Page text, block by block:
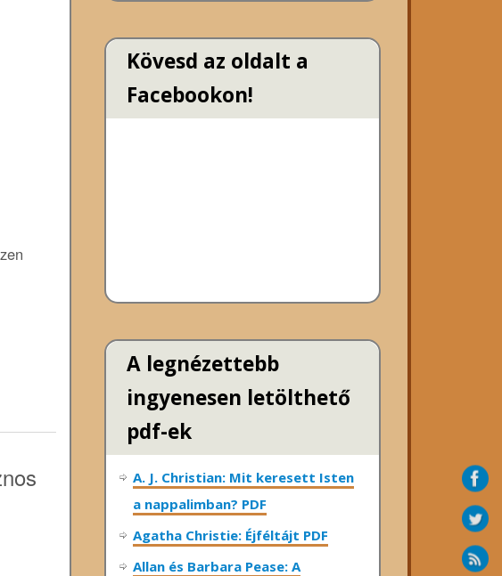
Kövesd az oldalt a
Facebookon!
A legnézettebb
ingyenesen letölthető
pdf-ek
A. J. Christian: Mit keresett Isten
a nappalimban? PDF
Agatha Christie: Éjféltájt PDF
Allan és Barbara Pease: A